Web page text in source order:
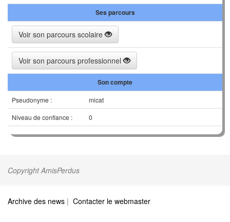
Ses parcours
Voir son parcours scolaire
Voir son parcours professionnel
Son compte
Pseudonyme :
micat
Niveau de confiance :
0
Copyright AmisPerdus
Archive des news | Contacter le webmaster